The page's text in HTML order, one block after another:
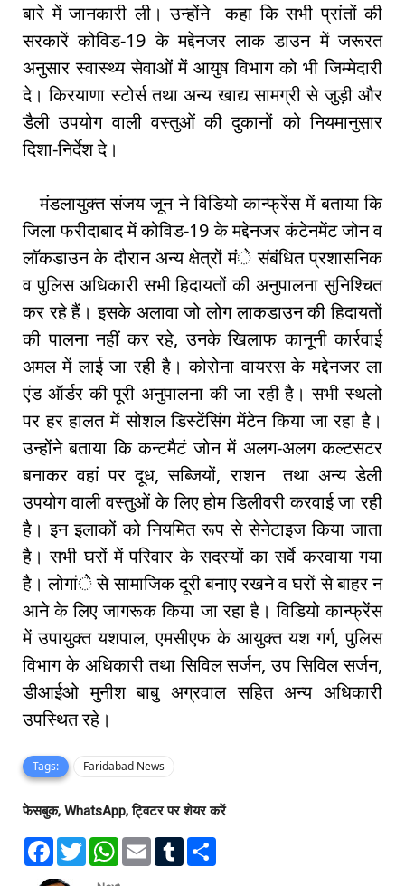
बारे में जानकारी ली। उन्होंने कहा कि सभी प्रांतों की
सरकारें कोविड-19 के मद्देनजर लाक डाउन में जरूरत
अनुसार स्वास्थ्य सेवाओं में आयुष विभाग को भी जिम्मेदारी
दे। किरयाणा स्टोर्स तथा अन्य खाद्य सामग्री से जुड़ी और
डैली उपयोग वाली वस्तुओं की दुकानों को नियमानुसार
दिशा-निर्देश दे।
मंडलायुक्त संजय जून ने विडियो कान्फ्रेंस में बताया कि
जिला फरीदाबाद में कोविड-19 के मद्देनजर कंटेनमेंट जोन व
लाॅकडाउन के दौरान अन्य क्षेत्रों मंे संबंधित प्रशासनिक
व पुलिस अधिकारी सभी हिदायतों की अनुपालना सुनिश्चित
कर रहे हैं। इसके अलावा जो लोग लाकडाउन की हिदायतों
की पालना नहीं कर रहे, उनके खिलाफ कानूनी कार्रवाई
अमल में लाई जा रही है। कोरोना वायरस के मद्देनजर ला
एंड ऑर्डर की पूरी अनुपालना की जा रही है। सभी स्थलो
पर हर हालत में सोशल डिस्टेंसिंग मेंटेन किया जा रहा है।
उन्होंने बताया कि कन्टमैटं जोन में अलग-अलग कल्टसटर
बनाकर वहां पर दूध, सब्जियों, राशन तथा अन्य डेली
उपयोग वाली वस्तुओं के लिए होम डिलीवरी करवाई जा रही
है। इन इलाकों को नियमित रूप से सेनेटाइज किया जाता
है। सभी घरों में परिवार के सदस्यों का सर्वे करवाया गया
है। लोगांेे से सामाजिक दूरी बनाए रखने व घरों से बाहर न
आने के लिए जागरूक किया जा रहा है। विडियो कान्फ्रेंस
में उपायुक्त यशपाल, एमसीएफ के आयुक्त यश गर्ग, पुलिस
विभाग के अधिकारी तथा सिविल सर्जन, उप सिविल सर्जन,
डीआईओ मुनीश बाबु अग्रवाल सहित अन्य अधिकारी
उपस्थित रहे।
Tags: Faridabad News
फेसबुक, WhatsApp, ट्विटर पर शेयर करें
F
T
w
W
E
T